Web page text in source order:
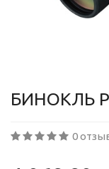
БИНОКЛЬ
0